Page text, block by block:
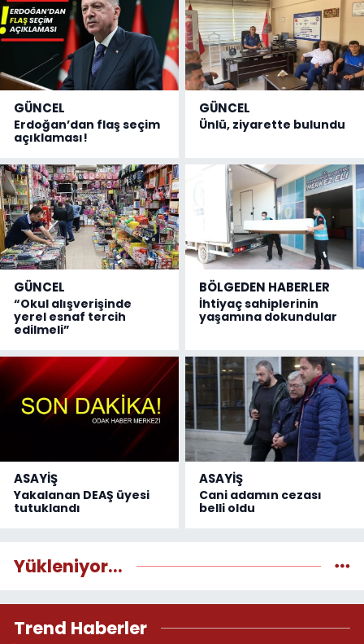
GÜNCEL
Erdoğan’dan flaş seçim
açıklaması!
GÜNCEL
Ünlü, ziyarette bulundu
GÜNCEL
“Okul alışverişinde
yerel esnaf tercih
edilmeli”
BÖLGEDEN HABERLER
İhtiyaç sahiplerinin
yaşamına dokundular
ASAYİŞ
Yakalanan DEAŞ üyesi
tutuklandı
ASAYİŞ
Cani adamın cezası
belli oldu
Yükleniyor...
Trend Haberler